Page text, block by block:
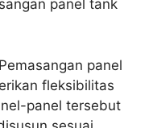
panel tank
Pemasangan panel
fleksibilitas
panel tersebut